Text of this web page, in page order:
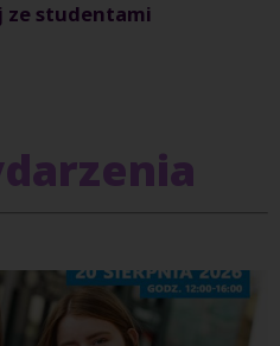
ze studentami